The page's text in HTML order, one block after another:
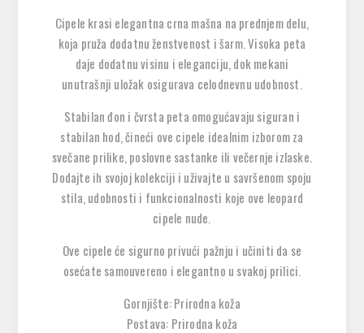
Cipele krasi elegantna crna mašna na prednjem delu,
koja pruža dodatnu ženstvenost i šarm. Visoka peta
daje dodatnu visinu i eleganciju, dok mekani
unutrašnji uložak osigurava celodnevnu udobnost.
Stabilan đon i čvrsta peta omogućavaju siguran i
stabilan hod, čineći ove cipele idealnim izborom za
svečane prilike, poslovne sastanke ili večernje izlaske.
Dodajte ih svojoj kolekciji i uživajte u savršenom spoju
stila, udobnosti i funkcionalnosti koje ove leopard
cipele nude.
Ove cipele će sigurno privući pažnju i učiniti da se
osećate samouvereno i elegantno u svakoj prilici.
Gornjište: Prirodna koža
Postava: Prirodna koža